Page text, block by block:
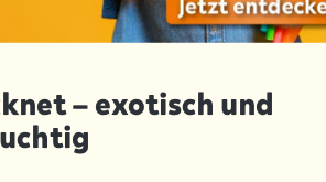
– exotisch und